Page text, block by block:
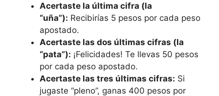
Acertaste la última cifra (la
“uña”): Recibirías 5 pesos por cada peso
apostado.
Acertaste las dos últimas cifras (la
“pata”): ¡Felicidades! Te llevas 50 pesos
por cada peso apostado.
Acertaste las tres últimas cifras: Si
jugaste “pleno”, ganas 400 pesos por